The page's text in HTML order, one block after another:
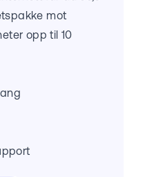
mot
opp til 10